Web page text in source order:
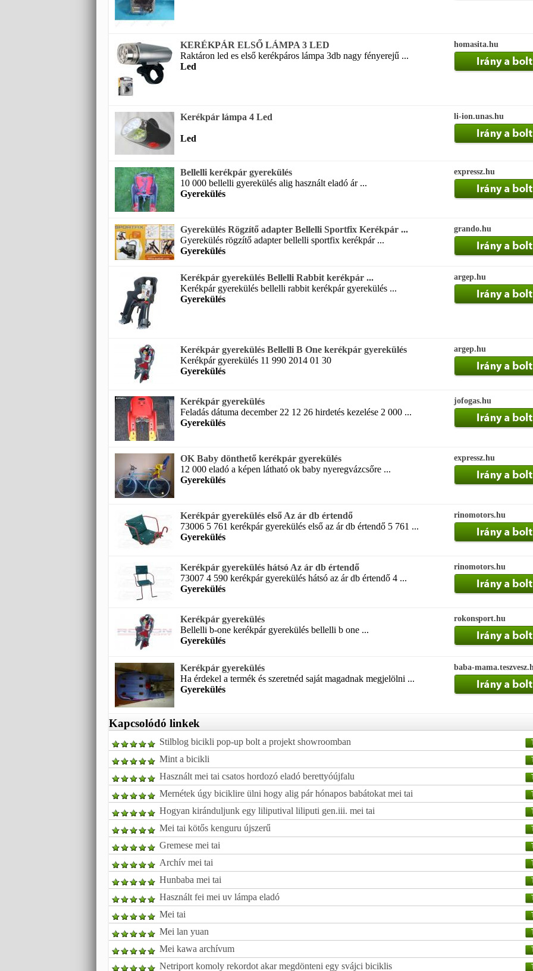
KERÉKPÁR ELSŐ LÁMPA 3 LED
Raktáron led es első kerékpáros lámpa 3db nagy fényerejű ...
Led
homasita.hu
Kerékpár lámpa 4 Led
Led
li-ion.unas.hu
Bellelli kerékpár gyerekülés
10 000 bellelli gyerekülés alig használt eladó ár ...
Gyerekülés
expressz.hu
Gyerekülés Rögzítő adapter Bellelli Sportfix Kerékpár ...
Gyerekülés rögzítő adapter bellelli sportfix kerékpár ...
Gyerekülés
grando.hu
Kerékpár gyerekülés Bellelli Rabbit kerékpár ...
Kerékpár gyerekülés bellelli rabbit kerékpár gyerekülés ...
Gyerekülés
argep.hu
Kerékpár gyerekülés Bellelli B One kerékpár gyerekülés
Kerékpár gyerekülés 11 990 2014 01 30
Gyerekülés
argep.hu
Kerékpár gyerekülés
Feladás dátuma december 22 12 26 hirdetés kezelése 2 000 ...
Gyerekülés
jofogas.hu
OK Baby dönthető kerékpár gyerekülés
12 000 eladó a képen látható ok baby nyeregvázcsőre ...
Gyerekülés
expressz.hu
Kerékpár gyerekülés első Az ár db értendő
73006 5 761 kerékpár gyerekülés első az ár db értendő 5 761 ...
Gyerekülés
rinomotors.hu
Kerékpár gyerekülés hátsó Az ár db értendő
73007 4 590 kerékpár gyerekülés hátsó az ár db értendő 4 ...
Gyerekülés
rinomotors.hu
Kerékpár gyerekülés
Bellelli b-one kerékpár gyerekülés bellelli b one ...
Gyerekülés
rokonsport.hu
Kerékpár gyerekülés
Ha érdekel a termék és szeretnéd saját magadnak megjelölni ...
Gyerekülés
baba-
Kapcsolódó linkek
Stilblog bicikli pop-up bolt a projekt showroomban
Mint a bicikli
Használt mei tai csatos hordozó eladó berettyóújfalu
Mernétek úgy biciklire ülni hogy alig pár hónapos babátokat mei tai
Hogyan kiránduljunk egy liliputival liliputi gen.iii. mei tai
Mei tai kötős kenguru újszerű
Gremese mei tai
Archív mei tai
Hunbaba mei tai
Használt fei mei uv lámpa eladó
Mei tai
Mei lan yuan
Mei kawa archívum
Netriport komoly rekordot akar megdönteni egy svájci biciklis